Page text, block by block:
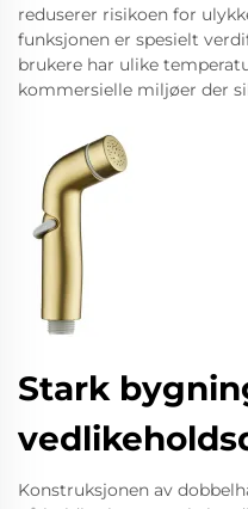
reduserer risikoen for
funksjonen er spesielt
brukere har ulike
kommersielle miljøer der
Stark
Konstruksjonen av